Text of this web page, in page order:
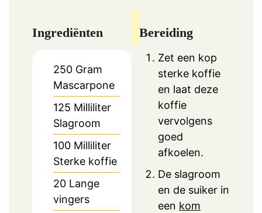
Ingrediënten
250 Gram
Mascarpone
125 Milliliter
Slagroom
100 Milliliter
Sterke koffie
20 Lange
vingers
Bereiding
Zet een kop
sterke koffie
en laat deze
koffie
vervolgens
goed
afkoelen.
De slagroom
en de suiker in
een kom